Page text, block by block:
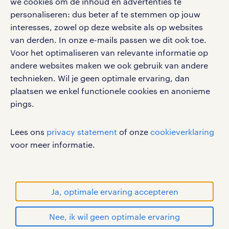
personaliseren: dus beter af te stemmen op jouw
interesses, zowel op deze website als op websites
van derden. In onze e-mails passen we dit ook toe.
Voor het optimaliseren van relevante informatie op
andere websites maken we ook gebruik van andere
technieken. Wil je geen optimale ervaring, dan
plaatsen we enkel functionele cookies en anonieme
pings.
Lees ons privacy statement of onze cookieverklaring
voor meer informatie.
Ja, optimale ervaring accepteren
Nee, ik wil geen optimale ervaring
werken bij randstad
gebruikersvoorwaarden
privacystatement
cookies
disclaimer
sitemap
RANDSTAD, HUMAN FORWARD en SHAPING THE
WORLD OF WORK zijn geregistreerde